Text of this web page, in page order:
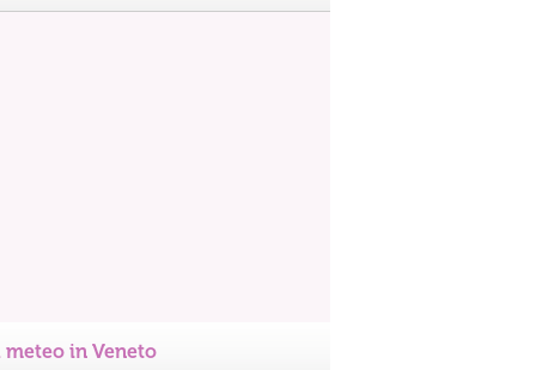
meteo in Veneto